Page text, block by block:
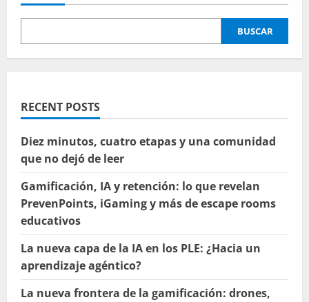
BUSCAR
RECENT POSTS
Diez minutos, cuatro etapas y una comunidad
que no dejó de leer
Gamificación, IA y retención: lo que revelan
PrevenPoints, iGaming y más de escape rooms
educativos
La nueva capa de la IA en los PLE: ¿Hacia un
aprendizaje agéntico?
La nueva frontera de la gamificación: drones,